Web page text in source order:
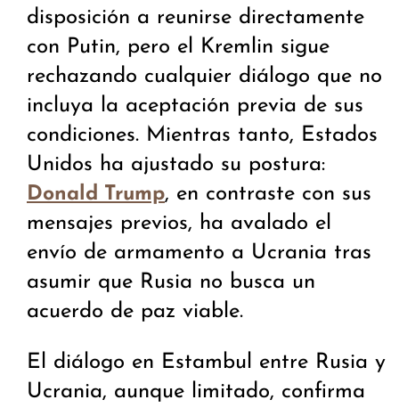
disposición a reunirse directamente
con Putin, pero el Kremlin sigue
rechazando cualquier diálogo que no
incluya la aceptación previa de sus
condiciones. Mientras tanto, Estados
Unidos ha ajustado su postura:
Donald Trump, en contraste con sus
mensajes previos, ha avalado el
envío de armamento a Ucrania tras
asumir que Rusia no busca un
acuerdo de paz viable.
El diálogo en Estambul entre Rusia y
Ucrania, aunque limitado, confirma